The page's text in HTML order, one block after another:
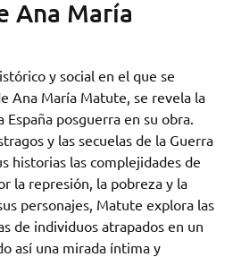
Ana María
y social en el que se
Ana María Matute, se revela la
posguerra en su obra.
y las secuelas de la Guerra
historias las complejidades de
la represión, la pobreza y la
personajes, Matute explora las
de individuos atrapados en un
así una mirada íntima y